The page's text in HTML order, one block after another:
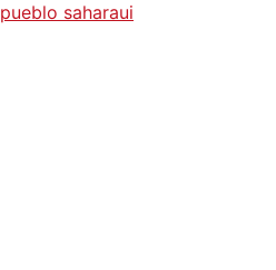
pueblo saharaui